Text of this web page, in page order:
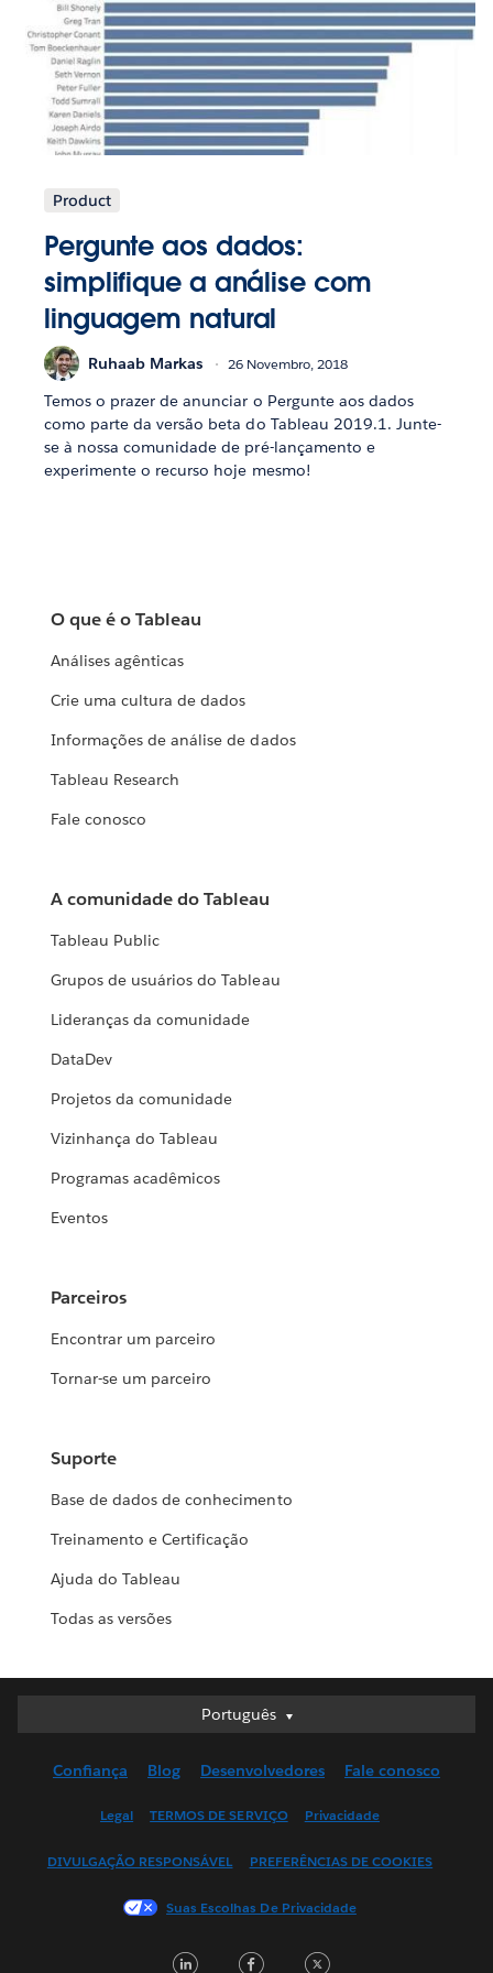
Product
Pergunte aos dados:
simplifique a análise com
linguagem natural
Ruhaab Markas 26 Novembro, 2018
Temos o prazer de anunciar o Pergunte aos dados
como parte da versão beta do Tableau 2019.1. Junte-
se à nossa comunidade de pré-lançamento e
experimente o recurso hoje mesmo!
O que é o Tableau
Análises agênticas
Crie uma cultura de dados
Informações de análise de dados
Tableau Research
Fale conosco
A comunidade do Tableau
Tableau Public
Grupos de usuários do Tableau
Lideranças da comunidade
DataDev
Projetos da comunidade
Vizinhança do Tableau
Programas acadêmicos
Eventos
Parceiros
Encontrar um parceiro
Tornar-se um parceiro
Suporte
Base de dados de conhecimento
Treinamento e Certificação
Ajuda do Tableau
Todas as versões
Português
Português
English (UK)
Français (Canada)
日本語
Confiança Blog Desenvolvedores Fale conosco
Legal TERMOS DE SERVIÇO Privacidade
DIVULGAÇÃO RESPONSÁVEL PREFERÊNCIAS DE COOKIES
Suas Escolhas De Privacidade
LinkedInFacebook